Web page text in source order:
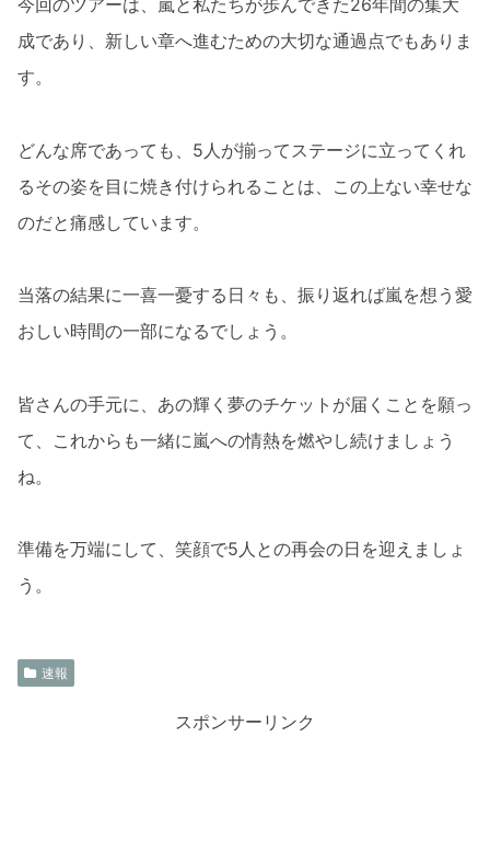
成であり、新しい章へ進むための大切な通過点でもありま
す。
どんな席であっても、5人が揃ってステージに立ってくれ
るその姿を目に焼き付けられることは、この上ない幸せな
のだと痛感しています。
当落の結果に一喜一憂する日々も、振り返れば嵐を想う愛
おしい時間の一部になるでしょう。
皆さんの手元に、あの輝く夢のチケットが届くことを願っ
て、これからも一緒に嵐への情熱を燃やし続けましょう
ね。
準備を万端にして、笑顔で5人との再会の日を迎えましょ
う。
速報
スポンサーリンク